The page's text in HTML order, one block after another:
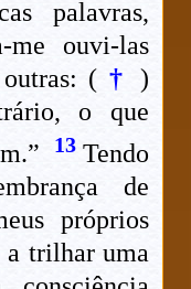
palavras,
me ouvi-las
( † )
o que
13Tendo
de
próprios
a trilhar uma